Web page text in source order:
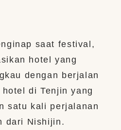
saat festival,
hotel yang
dengan berjalan
di Tenjin yang
satu kali perjalanan
dari Nishijin.